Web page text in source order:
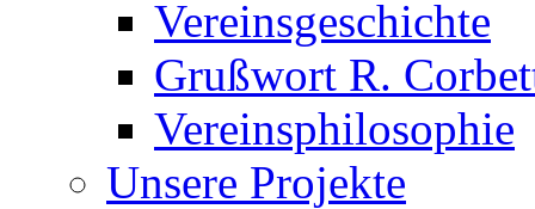
Vereinsgeschichte
Grußwort R.
Vereinsphilosophie
Unsere Projekte